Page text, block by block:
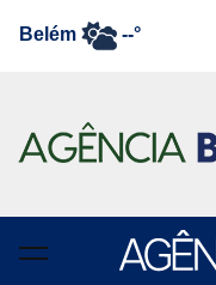
Belém --°